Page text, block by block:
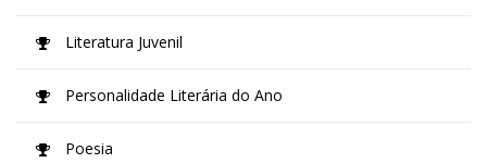
Literatura Juvenil
Personalidade Literária do Ano
Poesia